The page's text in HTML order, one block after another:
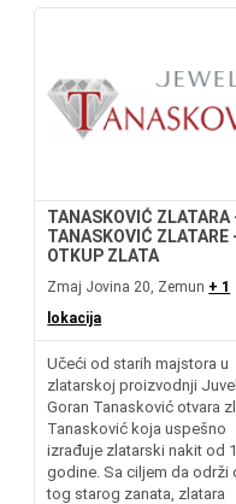
TANASKOVIĆ ZLATARA
TANASKOVIĆ ZLATARE
OTKUP ZLATA
Zmaj Jovina 20, Zemun + 1
lokacija
Učeći od starih majstora u
zlatarskoj proizvodnji
Goran Tanasković otvara
Tanasković koja uspešno
izrađuje zlatarski nakit od
godine. Sa ciljem da održi
tog starog zanata, zlatara